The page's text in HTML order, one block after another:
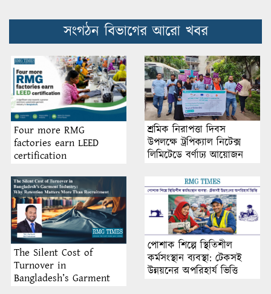
সংগঠন বিভাগের আরো খবর
Four more RMG
factories earn LEED
certification
শ্রমিক নিরাপত্তা দিবস
উপলক্ষে ট্রপিক্যাল নিটেক্স
লিমিটেডে বর্ণাঢ্য আয়োজন
The Silent Cost of
Turnover in
Bangladesh’s Garment
পোশাক শিল্পে স্থিতিশীল
কর্মসংস্থান ব্যবস্থা: টেকসই
উন্নয়নের অপরিহার্য ভিত্তি